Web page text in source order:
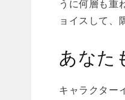
うに何層も重
ョイスして、
あなた
キャラクター